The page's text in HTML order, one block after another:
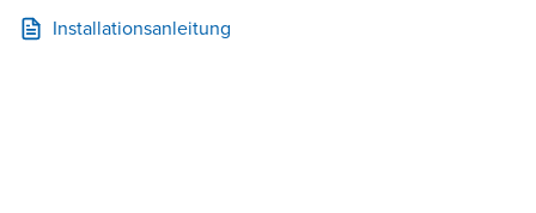
Installationsanleitung